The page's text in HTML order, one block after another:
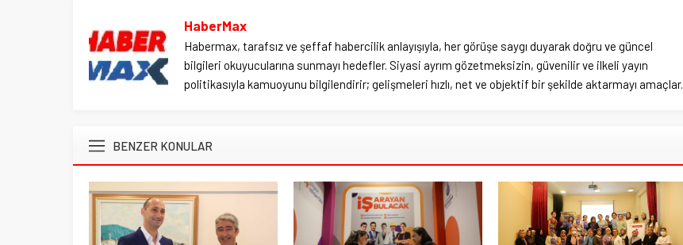
HaberMax
Habermax, tarafsız ve şeffaf habercilik anlayışıyla, her görüşe saygı duyarak doğru ve güncel
bilgileri okuyucularına sunmayı hedefler. Siyasi ayrım gözetmeksizin, güvenilir ve ilkeli yayın
politikasıyla kamuoyunu bilgilendirir; gelişmeleri hızlı, net ve objektif bir şekilde aktarmayı amaçlar.
BENZER KONULAR